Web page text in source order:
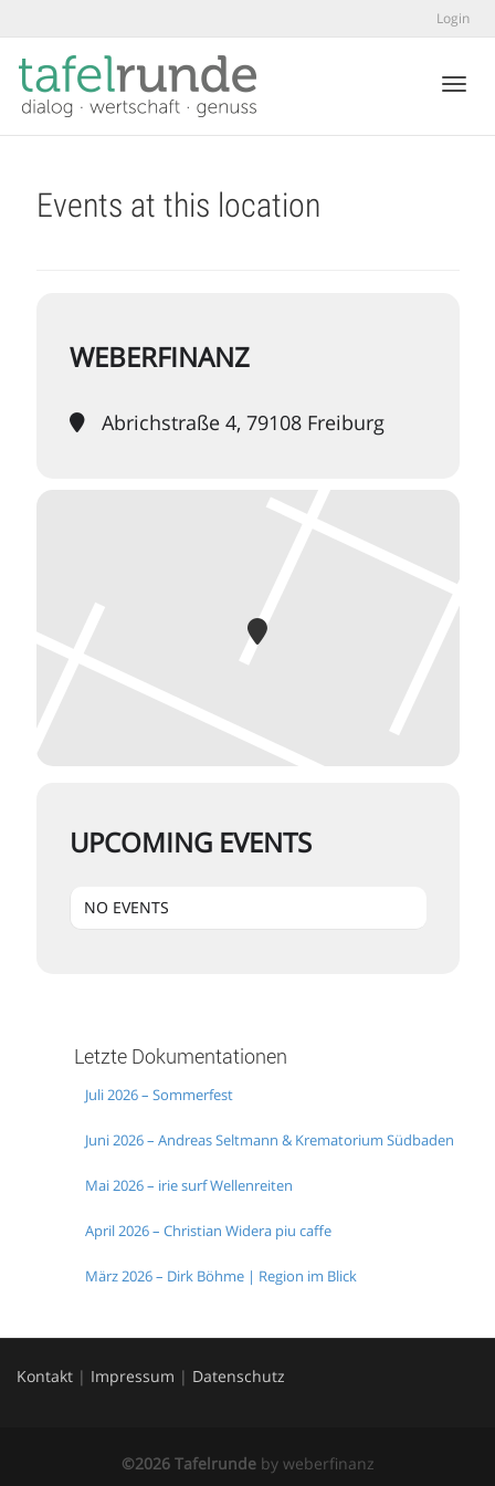
Login
Events at this location
WEBERFINANZ
Abrichstraße 4, 79108 Freiburg
UPCOMING EVENTS
NO EVENTS
Letzte Dokumentationen
Juli 2026 – Sommerfest
Juni 2026 – Andreas Seltmann & Krematorium Südbaden
Mai 2026 – irie surf Wellenreiten
April 2026 – Christian Widera piu caffe
März 2026 – Dirk Böhme | Region im Blick
Kontakt | Impressum | Datenschutz
©2026 Tafelrundeby weberfinanz